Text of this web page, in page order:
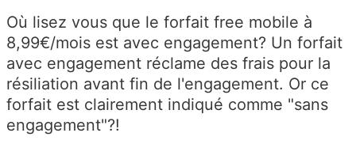
Où lisez vous que le forfait free mobile à
8,99€/mois est avec engagement? Un forfait
avec engagement réclame des frais pour la
résiliation avant fin de l'engagement. Or ce
forfait est clairement indiqué comme "sans
engagement"?!